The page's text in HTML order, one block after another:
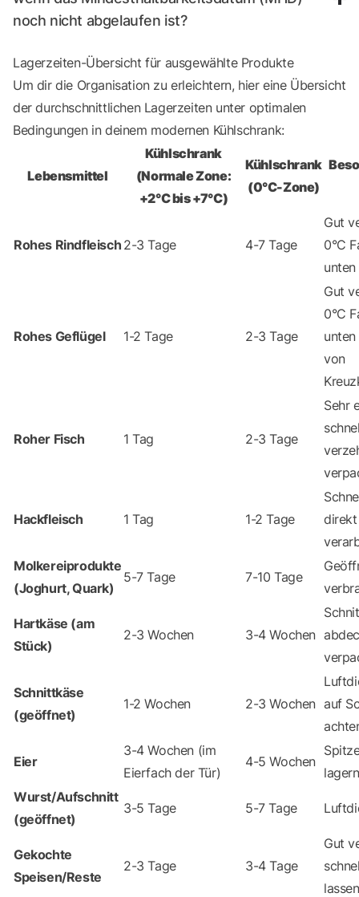
noch nicht abgelaufen ist?
Lagerzeiten-Übersicht für ausgewählte Produkte
Um dir die Organisation zu erleichtern, hier eine Übersicht
der durchschnittlichen Lagerzeiten unter optimalen
Bedingungen in deinem modernen Kühlschrank:
Lebensmittel
Kühlschrank
(Normale Zone:
+2°C bis +7°C)
Kühlschrank
(0°C-Zone)
Rohes Rindfleisch 2-3 Tage 4-7 Tage
Gut
0°C
Rohes Geflügel 1-2 Tage 2-3 Tage
Gut
0°C
von
Roher Fisch 1 Tag 2-3 Tage
Sehr
Hackfleisch 1 Tag 1-2 Tage
direkt
Molkereiprodukte
(Joghurt, Quark)
5-7 Tage 7-10 Tage
Hartkäse (am
Stück)
2-3 Wochen 3-4 Wochen
Schnittkäse
(geöffnet)
1-2 Wochen 2-3 Wochen auf
Eier
3-4 Wochen (im
Eierfach der Tür)
4-5 Wochen
Wurst/Aufschnitt
(geöffnet)
3-5 Tage 5-7 Tage
Gekochte
Speisen/Reste
2-3 Tage 3-4 Tage
Gut